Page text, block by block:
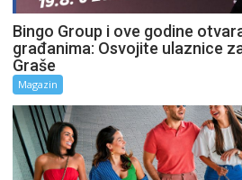
Bingo Group i ove godine
građanima: Osvojite ulaznice
Graše
Magazin